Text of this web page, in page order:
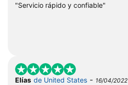
"Servicio rápido y confiable"
Elías de United States - 16/04/2022